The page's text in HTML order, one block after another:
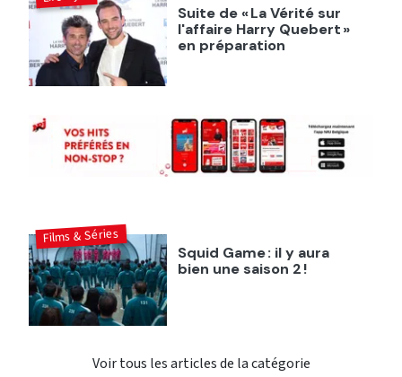
Suite de « La Vérité sur
l'affaire Harry Quebert »
en préparation
Squid Game : il y aura
bien une saison 2 !
Films & Séries
Voir tous les articles de la catégorie